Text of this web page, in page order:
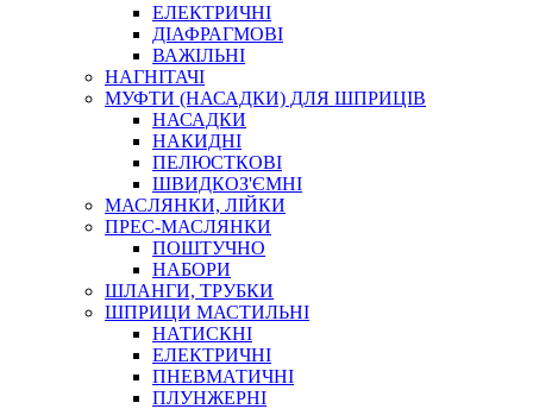
ЕЛЕКТРИЧНІ
ДІАФРАГМОВІ
ВАЖІЛЬНІ
НАГНІТАЧІ
МУФТИ (НАСАДКИ) ДЛЯ ШПРИЦІВ
НАСАДКИ
НАКИДНІ
ПЕЛЮСТКОВІ
ШВИДКОЗ'ЄМНІ
МАСЛЯНКИ, ЛІЙКИ
ПРЕС-МАСЛЯНКИ
ПОШТУЧНО
НАБОРИ
ШЛАНГИ, ТРУБКИ
ШПРИЦИ МАСТИЛЬНІ
НАТИСКНІ
ЕЛЕКТРИЧНІ
ПНЕВМАТИЧНІ
ПЛУНЖЕРНІ